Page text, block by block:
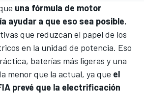
una fórmula de motor
ayudar a que eso sea posible,
que reduzcan el papel de los
en la unidad de potencia. Eso
baterías más ligeras y una
menor que la actual, ya que el
prevé que la electrificación